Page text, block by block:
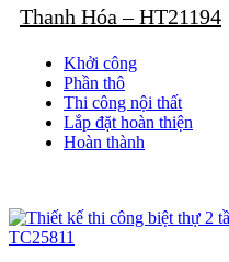
Thanh Hóa – HT21194
Khởi công
Phần thô
Thi công nội thất
Lắp đặt hoàn thiện
Hoàn thành